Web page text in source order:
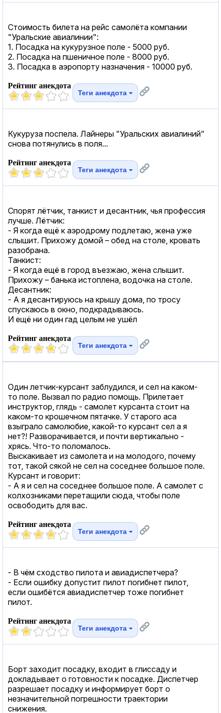
Стоимость билета на рейс самолёта компании
"Уральские авиалинии":
1. Посадка на кукурузное поле - 5000 руб.
2. Посадка на пшеничное поле - 8000 руб.
3. Посадка в аэропорту назначения - 10000 руб.
Рейтинг анекдота
Теги анекдота
Кукуруза поспела. Лайнеры "Уральских авиалиний"
снова потянулись в поля...
Рейтинг анекдота
Теги анекдота
Спорят лётчик, танкист и десантник, чья профессия
лучше. Лётчик:
- Я когда ещё к аэродрому подлетаю, жена уже
слышит. Прихожу домой – обед на столе, кровать
разобрана.
Танкист:
- Я когда ещё в город въезжаю, жена слышит.
Прихожу – банька истоплена, водочка на столе.
Десантник:
- А я десантируюсь на крышу дома, по тросу
спускаюсь в окно, подкрадываюсь.
И ещё ни один гад целым не ушёл
Рейтинг анекдота
Теги анекдота
Один летчик-курсант заблудился, и сел на каком-
то поле. Вызвал по радио помощь. Прилетает
инструктор, глядь - самолет курсанта стоит на
каком-то крошечном пятачке. У старого аса
взыграло самолюбие, какой-то курсант сел а я
нет?! Разворачивается, и почти вертикально -
хрясь. Что-то поломалось.
Выскакивает из самолета и на молодого, почему
тот, такой сякой не сел на соседнее большое поле.
Курсант и говорит:
- А я и сел на соседнее большое поле. А самолет с
колхозниками перетащили сюда, чтобы поле
освободить для вас.
Рейтинг анекдота
Теги анекдота
- В чём сходство пилота и авиадиспетчера?
- Если ошибку допустит пилот погибнет пилот,
если ошибётся авиадиспетчер тоже погибнет
пилот.
Рейтинг анекдота
Теги анекдота
Борт заходит посадку, входит в глиссаду и
докладывает о готовности к посадке. Диспетчер
разрешает посадку и информирует борт о
незначительной погрешности траектории
снижения.